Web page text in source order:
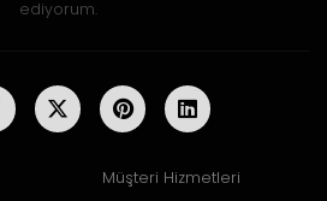
ediyorum.
Müşteri Hizmetleri